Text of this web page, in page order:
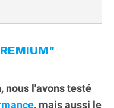
nous l'avons testé
, mais aussi le